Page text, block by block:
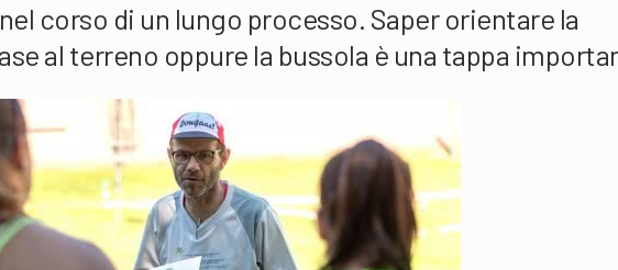
corso di un lungo processo. Saper orientare la
al terreno oppure la bussola è una tappa